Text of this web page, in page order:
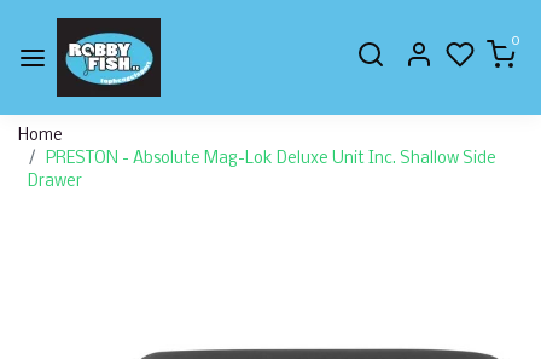
0
Home
PRESTON - Absolute Mag-Lok Deluxe Unit Inc. Shallow Side
Drawer